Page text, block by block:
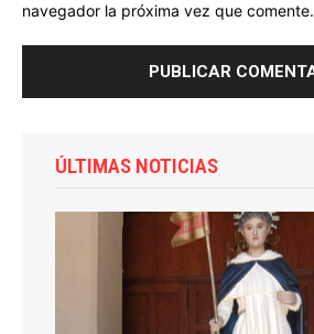
navegador la próxima vez que comente.
ÚLTIMAS NOTICIAS